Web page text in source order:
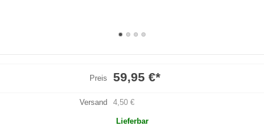
Preis 59,95 €*
Versand 4,50 €
Lieferbar